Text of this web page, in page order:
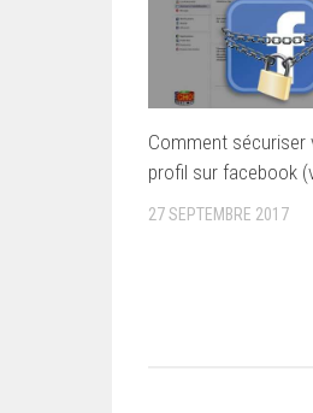
Comment sécuriser
profil sur facebook
27 SEPTEMBRE 2017